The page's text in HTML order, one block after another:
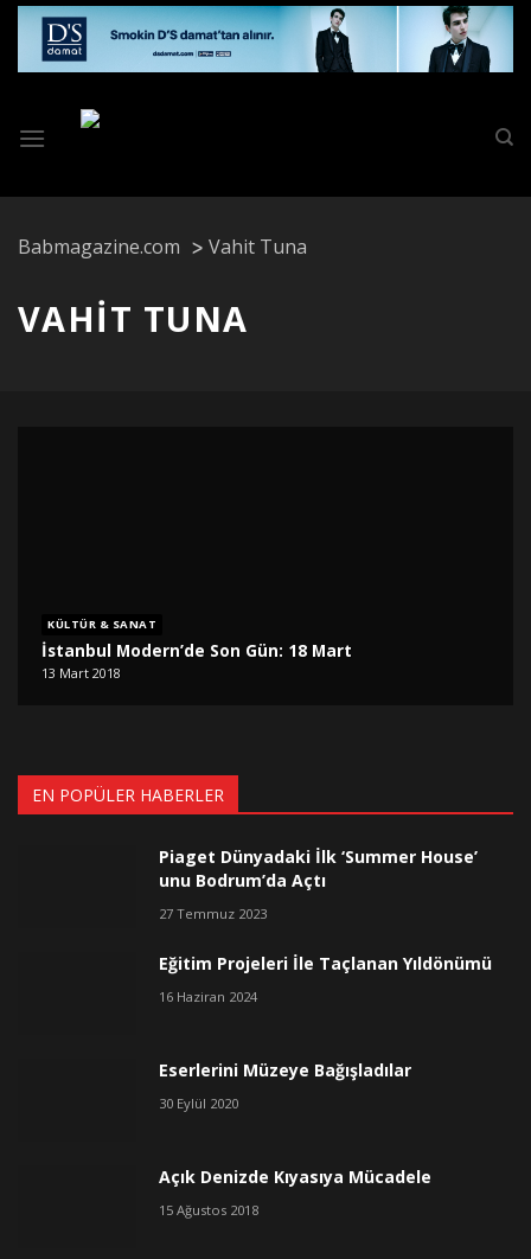
Skip
content
Babmagazine.com Vahit Tuna
VAHIT TUNA
KÜLTÜR & SANAT
İstanbul Modern’de Son Gün: 18 Mart
13 Mart 2018
EN POPÜLER HABERLER
Piaget Dünyadaki İlk ‘Summer House’
unu Bodrum’da Açtı
27 Temmuz 2023
Eğitim Projeleri İle Taçlanan Yıldönümü
16 Haziran 2024
Eserlerini Müzeye Bağışladılar
30 Eylül 2020
Açık Denizde Kıyasıya Mücadele
15 Ağustos 2018